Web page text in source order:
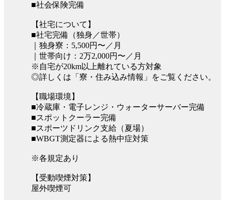
■社会保険完備
【社宅について】
■社宅完備（独身／世帯）
｜独身寮：5,500円〜／月
｜世帯向け：2万2,000円〜／月
※自宅が20km以上離れている方対象
◎詳しくは「寮・住み込み情報」をご覧ください。
【職場環境】
■冷蔵庫・電子レンジ・ウォーターサーバー完備
■スポットクーラー完備
■スポーツドリンク支給（夏場）
■WBGT測定器による熱中症対策
※各規定あり
【受動喫煙対策】
屋外喫煙可